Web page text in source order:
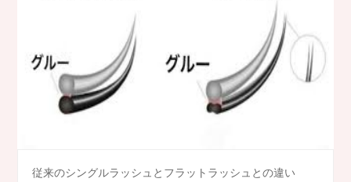
従来のシングルラッシュとフラットラッシュとの違い